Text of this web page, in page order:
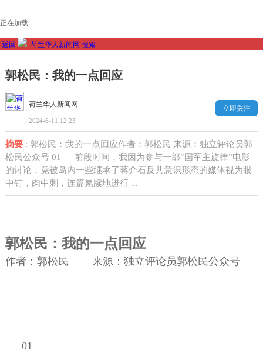
正在加载...
返回 荷兰华人新闻网 搜索
郭松民：我的一点回应
荷兰华人新闻网
2024-6-11 12:23
立即关注
摘要: 郭松民：我的一点回应作者：郭松民 来源：独立评论员郭
松民公众号 01 — 前段时间，我因为参与一部“国军主旋律”电影
的讨论，竟被岛内一些继承了蒋介石反共意识形态的媒体视为眼
中钉，肉中刺，连篇累牍地进行 ...
郭松民：我的一点回应
作者：郭松民 来源：独立评论员郭松民公众号
01